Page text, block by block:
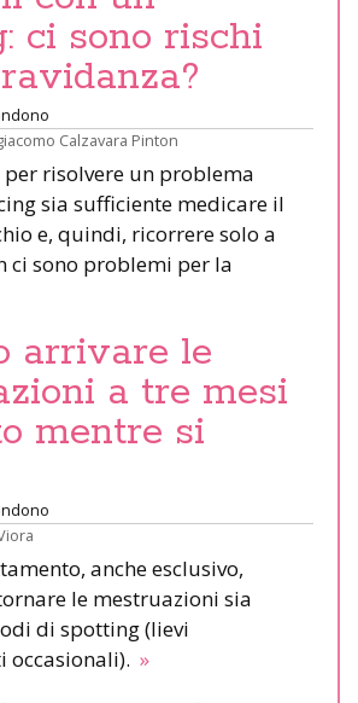
ci sono rischi
Calzavara Pinton
per risolvere un problema
sia sufficiente medicare il
e, quindi, ricorrere solo a
ci sono problemi per la
arrivare le
a tre mesi
mentre si
anche esclusivo,
le mestruazioni sia
di spotting (lievi
occasionali). »